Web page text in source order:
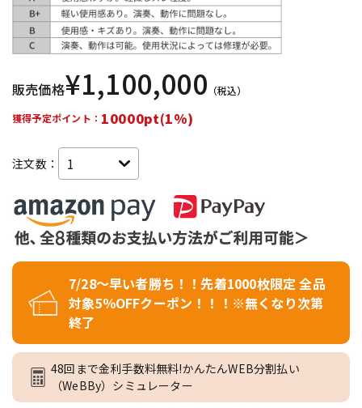
販売価格¥1,100,000 （税込）
獲得予定ポイント： 10000pt(1%)
注文数：
7/28～早い者勝ち！！先着1000枚限定 全品
対象5％OFFクーポン！！！※無くなり次第
終了
48回まで金利手数料無料!かんたんWEB分割払い
（WeBBy）シミュレーター